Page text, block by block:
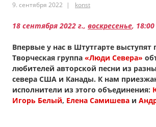
9. сентября 2022 konst
18 сентября 2022 г., воскресенье, 18:00
Впервые у нас в Штутгарте выступят
Творческая группа «Люди Севера»
любителей авторской песни из
севера США и Канады. К нам
исполнители из этого объединения:
Игорь Белый, Елена Самишева и